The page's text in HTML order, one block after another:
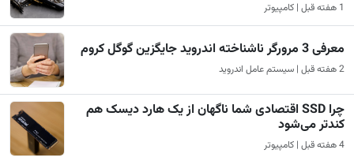
1 هفته قبل | کامپیوتر
معرفی 3 مرورگر ناشناخته اندروید جایگزین گوگل کروم
2 هفته قبل | سیستم عامل اندروید
چرا SSD اقتصادی شما ناگهان از یک هارد دیسک هم
کندتر می‌شود
4 هفته قبل | کامپیوتر